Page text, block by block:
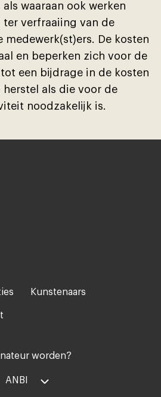
waaraan ook werken
verfraaiing van de
medewerk(st)ers. De kosten
en beperken zich voor de
een bĳdrage in de kosten
herstel als die voor de
noodzakelĳk is.
Kunstenaars
worden?
ANBI